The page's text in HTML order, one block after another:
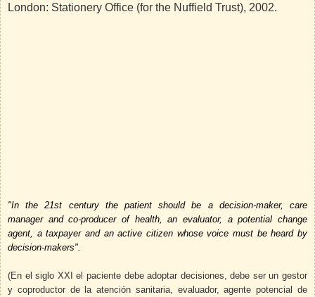
London: Stationery Office (for the Nuffield Trust), 2002.
"In the 21st century the patient should be a decision-maker, care
manager and co-producer of health, an evaluator, a potential change
agent, a taxpayer and an active citizen whose voice must be heard by
decision-makers".
(En el siglo XXI el paciente debe adoptar decisiones, debe ser un gestor
y coproductor de la atención sanitaria, evaluador, agente potencial de